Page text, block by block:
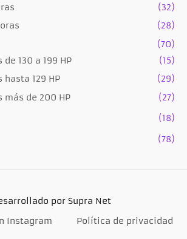
(32)
(28)
(70)
de 130 a 199 HP
(15)
hasta 129 HP
(29)
más de 200 HP
(27)
(18)
(78)
por Supra Net
Instagram
Política de privacidad